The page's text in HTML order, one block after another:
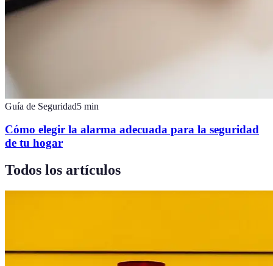
Guía de Seguridad5 min
Cómo elegir la alarma adecuada para la seguridad
de tu hogar
Todos los artículos